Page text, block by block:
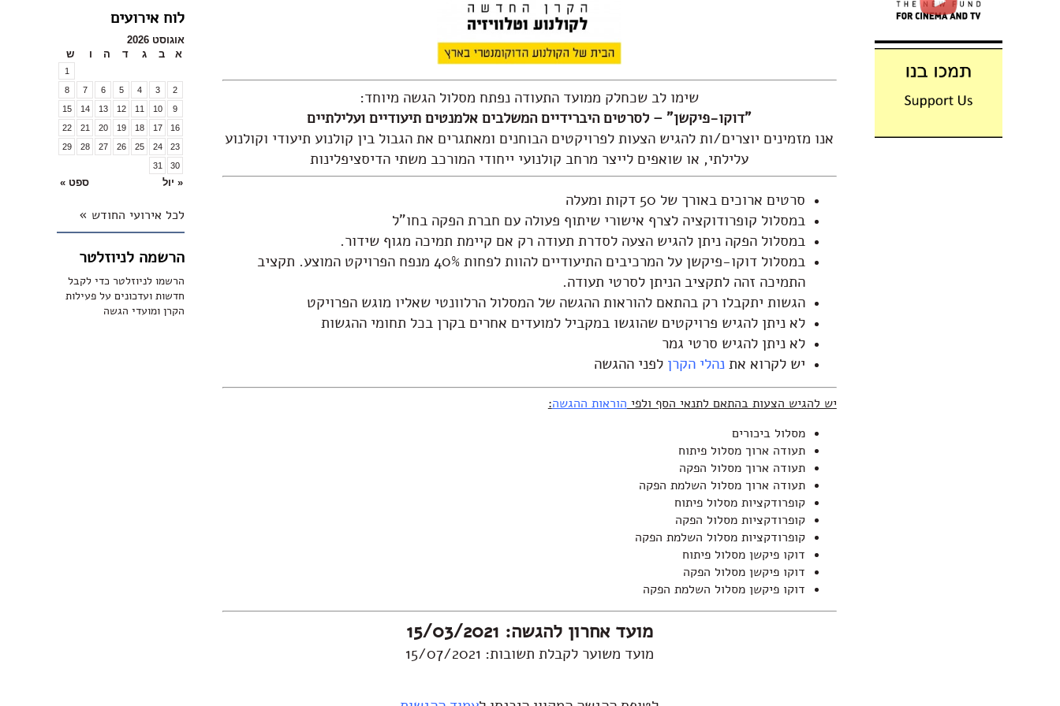
לוח אירועים
אוגוסט 2026
א
ב ג ד ה ו ש
1
2
3
4
5
6
7
8
9
10
11
12
13
14
15
16
17
18
19
20
21
22
23
24
25
26
27
28
29
30
31
« יול ספט »
לכל אירועי החודש »
הרשמה לניוזלטר
הרשמו לניוזלטר כדי לקבל
חדשות ועדכונים על פעילות
הקרן ומועדי הגשה
שימו לב שכחלק ממועד התעודה נפתח מסלול הגשה מיוחד:
"דוקו-פיקשן" – לסרטים היברידיים המשלבים אלמנטים תיעודיים ועלילתיים
אנו מזמינים יוצרים/ות להגיש הצעות לפרויקטים הבוחנים ומאתגרים את הגבול בין קולנוע תיעודי וקולנוע
עלילתי, או שואפים לייצר מרחב קולנועי ייחודי המורכב משתי הדיסציפלינות
סרטים ארוכים באורך של 50 דקות ומעלה
במסלול קופרודוקציה לצרף אישורי שיתוף פעולה עם חברת הפקה בחו"ל
במסלול הפקה ניתן להגיש הצעה לסדרת תעודה רק אם קיימת תמיכה מגוף שידור.
במסלול דוקו-פיקשן על המרכיבים התיעודיים להוות לפחות 40% מנפח הפרויקט המוצע. תקציב
התמיכה זהה לתקציב הניתן לסרטי תעודה.
הגשות יתקבלו רק בהתאם להוראות ההגשה של המסלול הרלוונטי שאליו מוגש הפרויקט
לא ניתן להגיש פרויקטים שהוגשו במקביל למועדים אחרים בקרן בכל תחומי ההגשות
לא ניתן להגיש סרטי גמר
יש לקרוא אתנהלי הקרן לפני ההגשה
יש להגיש הצעות בהתאם לתנאי הסף ולפי הוראות ההגשה:
מסלול ביכורים
תעודה ארוך מסלול פיתוח
תעודה ארוך מסלול הפקה
תעודה ארוך מסלול השלמת הפקה
קופרודקציות מסלול פיתוח
קופרודקציות מסלול הפקה
קופרודקציות מסלול השלמת הפקה
דוקו פיקשן מסלול פיתוח
דוקו פיקשן מסלול הפקה
דוקו פיקשן מסלול השלמת הפקה
מועד אחרון להגשה: 15/03/2021
מועד משוער לקבלת תשובות: 15/07/2021